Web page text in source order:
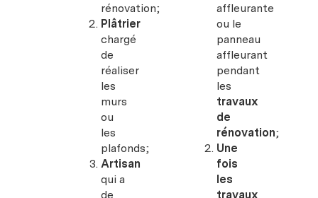
rénovation;
Plâtrier
chargé
de
réaliser
les
murs
ou
les
plafonds;
Artisan
qui a
de
affleurante
ou le
panneau
affleurant
pendant
les
travaux
de
rénovation;
Une
fois
les
travaux